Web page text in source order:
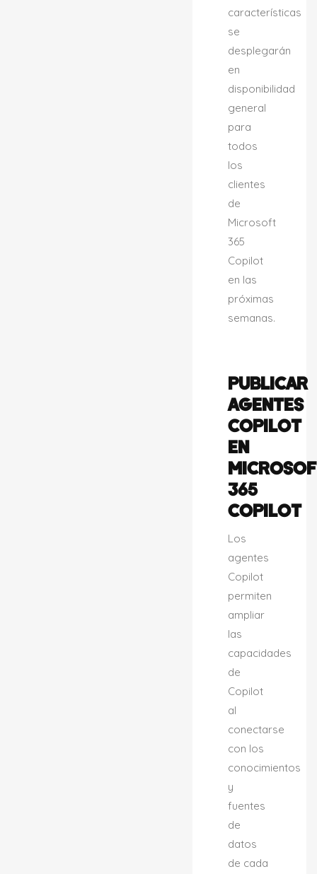
características
se
desplegarán
en
disponibilidad
general
para
todos
los
clientes
de
Microsoft
365
Copilot
en las
próximas
semanas.
PUBLICAR
AGENTES
COPILOT
EN
365
COPILOT
Los
agentes
Copilot
permiten
ampliar
las
capacidades
de
Copilot
al
conectarse
con los
conocimientos
y
fuentes
de
datos
de cada